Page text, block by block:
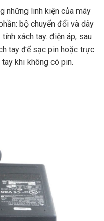
những linh kiện của máy
bộ chuyển đổi và dây
xách tay. điện áp, sau
tay để sạc pin hoặc trực
khi không có pin.